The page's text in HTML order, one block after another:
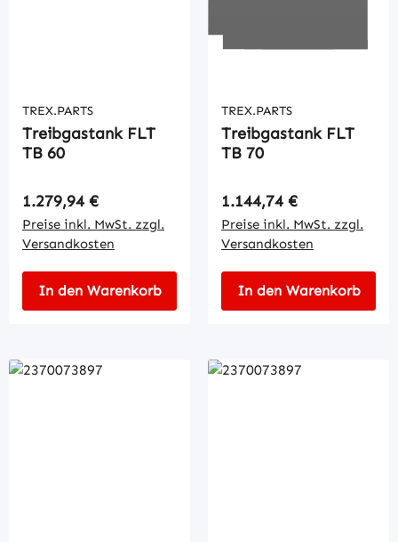
TREX.PARTS
Treibgastank FLT
TB 60
Regulärer Preis:
1.279,94 €
Preise inkl. MwSt. zzgl.
Versandkosten
In den Warenkorb
TREX.PARTS
Treibgastank FLT
TB 70
Regulärer Preis:
1.144,74 €
Preise inkl. MwSt. zzgl.
Versandkosten
In den Warenkorb